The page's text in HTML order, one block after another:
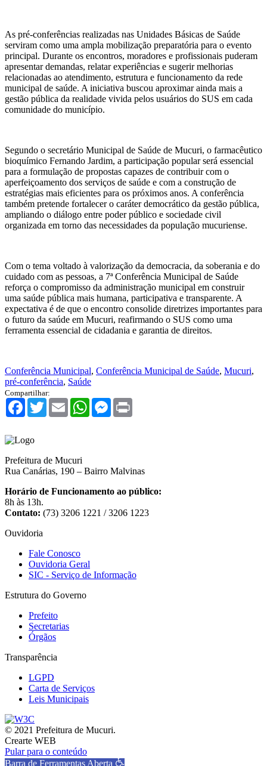
As pré-conferências realizadas nas Unidades Básicas de Saúde
serviram como uma ampla mobilização preparatória para o evento
principal. Durante os encontros, moradores e profissionais puderam
apresentar demandas, relatar experiências e sugerir melhorias
relacionadas ao atendimento, estrutura e funcionamento da rede
municipal de saúde. A iniciativa buscou aproximar ainda mais a
gestão pública da realidade vivida pelos usuários do SUS em cada
comunidade do município.
Segundo o secretário Municipal de Saúde de Mucuri, o farmacêutico
bioquímico Fernando Jardim, a participação popular será essencial
para a formulação de propostas capazes de contribuir com o
aperfeiçoamento dos serviços de saúde e com a construção de
estratégias mais eficientes para os próximos anos. A conferência
também pretende fortalecer o caráter democrático da gestão pública,
ampliando o diálogo entre poder público e sociedade civil
organizada em torno das necessidades da população mucuriense.
Com o tema voltado à valorização da democracia, da soberania e do
cuidado com as pessoas, a 7ª Conferência Municipal de Saúde
reforça o compromisso da administração municipal em construir
uma saúde pública mais humana, participativa e transparente. A
expectativa é de que o encontro consolide diretrizes importantes para
o futuro da saúde em Mucuri, reafirmando o SUS como uma
ferramenta essencial de cidadania e garantia de direitos.
Conferência Municipal, Conferência Municipal de Saúde, Mucuri,
pré-conferência, Saúde
Compartilhar:
Facebook
TwitterEmail WhatsAppMessenger
Prefeitura de Mucuri
Rua Canárias, 190 – Bairro Malvinas
Horário de Funcionamento ao público:
8h às 13h.
Contato: (73) 3206 1221 / 3206 1223
Ouvidoria
Fale Conosco
Ouvidoria Geral
SIC - Serviço de Informação
Estrutura do Governo
Prefeito
Secretarias
Órgãos
Transparência
LGPD
Carta de Serviços
Leis Municipais
© 2021 Prefeitura de Mucuri.
Crearte WEB
Pular para o conteúdo
Barra de Ferramentas Aberta